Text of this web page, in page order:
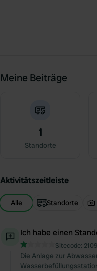
Meine Beiträge
1
Standorte
Aktivitätszeitleiste
Alle Standorte
Ich habe einen
Sitecode:
Die Anlage zur